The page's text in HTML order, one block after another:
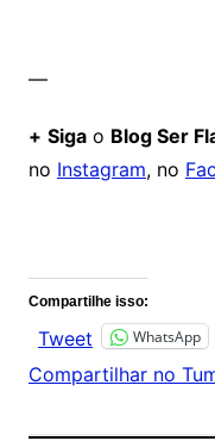
—
+ Sigao Blog Ser
no Instagram, no
Compartilhe isso:
Tweet WhatsApp
Compartilhar no